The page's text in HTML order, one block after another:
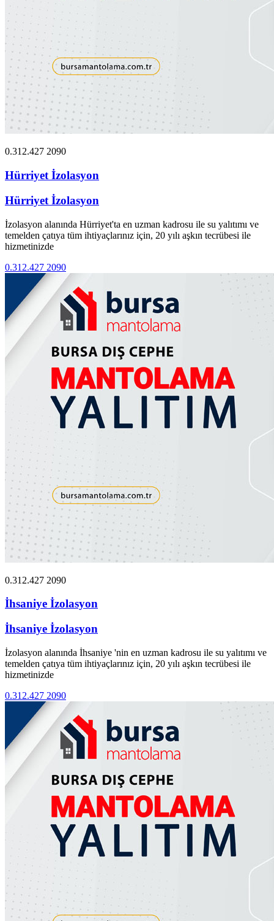
0.312.427 2090
Hürriyet İzolasyon
Hürriyet İzolasyon
İzolasyon alanında Hürriyet'ta en uzman kadrosu ile su yalıtımı ve
temelden çatıya tüm ihtiyaçlarınız için, 20 yılı aşkın tecrübesi ile
hizmetinizde
0.312.427 2090
0.312.427 2090
İhsaniye İzolasyon
İhsaniye İzolasyon
İzolasyon alanında İhsaniye 'nin en uzman kadrosu ile su yalıtımı ve
temelden çatıya tüm ihtiyaçlarınız için, 20 yılı aşkın tecrübesi ile
hizmetinizde
0.312.427 2090